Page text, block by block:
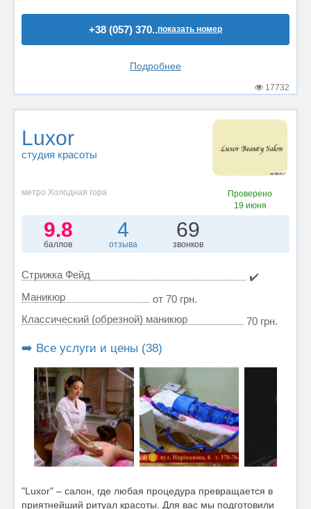
+38 (057) 370..показать номер
Подробнее
17732
Luxor
студия красоты
метро Холодная гора
Проверено
19 июня
9.8
баллов
4
отзыва
69
звонков
Стрижка Фейд
✔️
Маникюр
от 70 грн.
Классический (обрезной) маникюр
70 грн.
➡️ Все услуги и цены (38)
"Luxor" – салон, где любая процедура превращается в
приятнейший ритуал красоты. Для вас мы подготовили